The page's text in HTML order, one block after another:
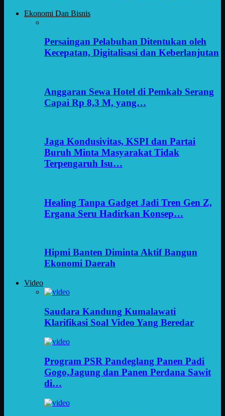
Ekonomi Dan Bisnis
Persaingan Pelabuhan Ditentukan oleh
Kecepatan, Digitalisasi dan Keberlanjutan
Anggaran Sewa Hotel di Pemkab Serang
Capai Rp 8,3 M, yang…
Jaga Kondusivitas, KSPI dan Partai
Buruh Minta Masyarakat Tidak
Terpengaruh Isu…
Healing Tanpa Gadget Jadi Tren Gen Z,
Ergana Seru Hadirkan Konsep…
Hipmi Banten Diminta Aktif Bangun
Ekonomi Daerah
Video
Saudara Kandung Kumalawati
Klarifikasi Soal Video Yang Beredar
Program PSR Pandeglang Panen Padi
Gogo,Jagung dan Panen Perdana Sawit
di…